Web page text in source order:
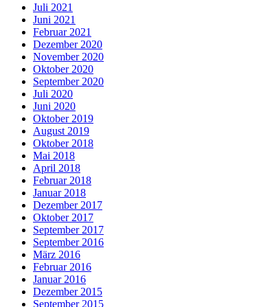
Juli 2021
Juni 2021
Februar 2021
Dezember 2020
November 2020
Oktober 2020
September 2020
Juli 2020
Juni 2020
Oktober 2019
August 2019
Oktober 2018
Mai 2018
April 2018
Februar 2018
Januar 2018
Dezember 2017
Oktober 2017
September 2017
September 2016
März 2016
Februar 2016
Januar 2016
Dezember 2015
September 2015